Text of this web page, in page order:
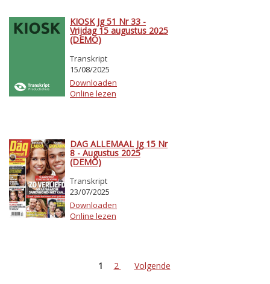
KIOSK Jg 51 Nr 33 -
Vrijdag 15 augustus 2025
(DEMO)
Transkript
15/08/2025
Downloaden
Online lezen
DAG ALLEMAAL Jg 15 Nr
8 - Augustus 2025
(DEMO)
Transkript
23/07/2025
Downloaden
Online lezen
1 2 Volgende